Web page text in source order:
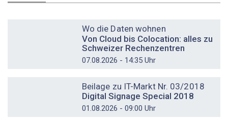
Wo die Daten wohnen
Von Cloud bis Colocation: alles zu
Schweizer Rechenzentren
07.08.2026 - 14:35 Uhr
Beilage zu IT-Markt Nr. 03/2018
Digital Signage Special 2018
01.08.2026 - 09:00 Uhr